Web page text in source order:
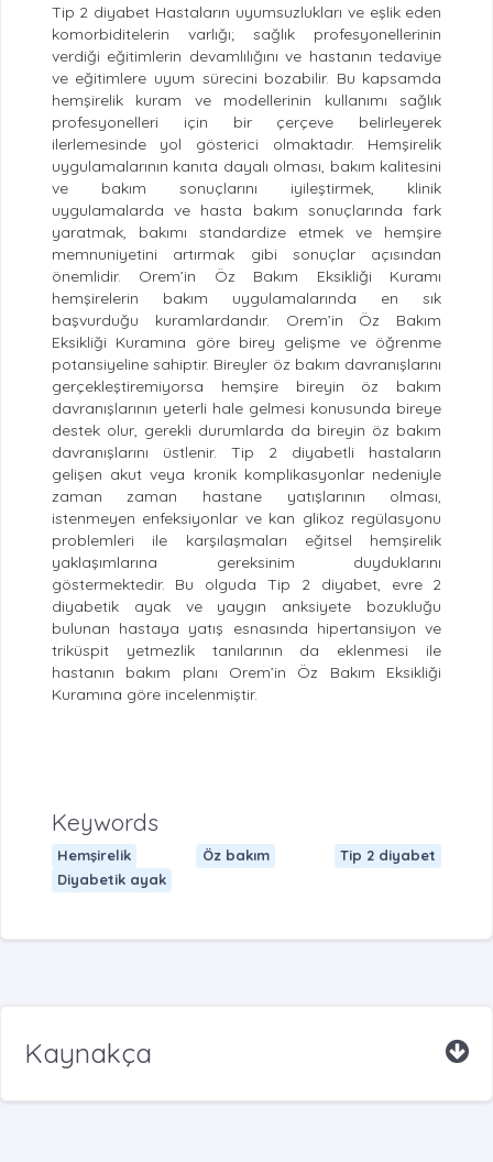
Tip 2 diyabet Hastaların uyumsuzlukları ve eşlik eden
komorbiditelerin varlığı; sağlık profesyonellerinin
verdiği eğitimlerin devamlılığını ve hastanın tedaviye
ve eğitimlere uyum sürecini bozabilir. Bu kapsamda
hemşirelik kuram ve modellerinin kullanımı sağlık
profesyonelleri için bir çerçeve belirleyerek
ilerlemesinde yol gösterici olmaktadır. Hemşirelik
uygulamalarının kanıta dayalı olması, bakım kalitesini
ve bakım sonuçlarını iyileştirmek, klinik
uygulamalarda ve hasta bakım sonuçlarında fark
yaratmak, bakımı standardize etmek ve hemşire
memnuniyetini artırmak gibi sonuçlar açısından
önemlidir. Orem’in Öz Bakım Eksikliği Kuramı
hemşirelerin bakım uygulamalarında en sık
başvurduğu kuramlardandır. Orem’in Öz Bakım
Eksikliği Kuramına göre birey gelişme ve öğrenme
potansiyeline sahiptir. Bireyler öz bakım davranışlarını
gerçekleştiremiyorsa hemşire bireyin öz bakım
davranışlarının yeterli hale gelmesi konusunda bireye
destek olur, gerekli durumlarda da bireyin öz bakım
davranışlarını üstlenir. Tip 2 diyabetli hastaların
gelişen akut veya kronik komplikasyonlar nedeniyle
zaman zaman hastane yatışlarının olması,
istenmeyen enfeksiyonlar ve kan glikoz regülasyonu
problemleri ile karşılaşmaları eğitsel hemşirelik
yaklaşımlarına gereksinim duyduklarını
göstermektedir. Bu olguda Tip 2 diyabet, evre 2
diyabetik ayak ve yaygın anksiyete bozukluğu
bulunan hastaya yatış esnasında hipertansiyon ve
triküspit yetmezlik tanılarının da eklenmesi ile
hastanın bakım planı Orem’in Öz Bakım Eksikliği
Kuramına göre incelenmiştir.
Keywords
Hemşirelik Öz bakım
Tip 2 diyabet
Diyabetik ayak
Kaynakça